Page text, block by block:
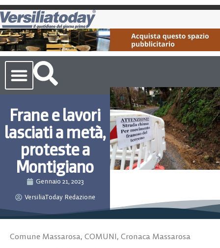
Frane e lavori
lasciati a metà,
proteste a
Montigiano
Gennaio 21, 2023
VersiliaToday Redazione
Comune Massarosa, COMUNI, Cronaca Massarosa